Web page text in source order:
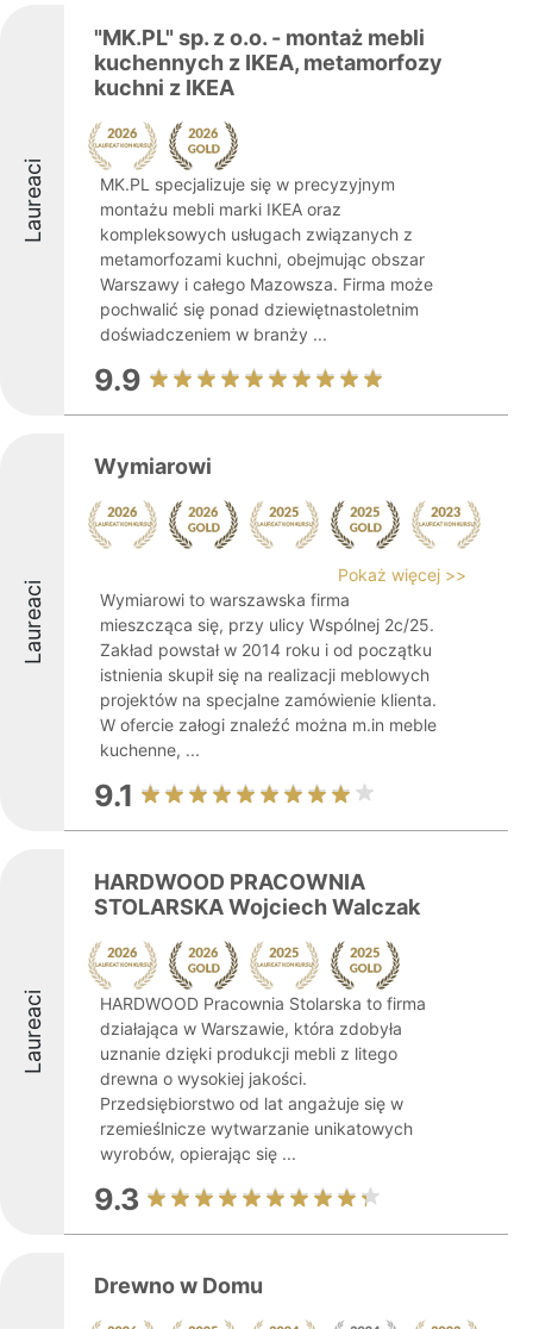
Laureaci
"MK.PL" sp. z o.o. - montaż mebli
kuchennych z IKEA, metamorfozy
kuchni z IKEA
MK.PL specjalizuje się w precyzyjnym
montażu mebli marki IKEA oraz
kompleksowych usługach związanych z
metamorfozami kuchni, obejmując obszar
Warszawy i całego Mazowsza. Firma może
pochwalić się ponad dziewiętnastoletnim
doświadczeniem w branży ...
9.9
Laureaci
Wymiarowi
Pokaż więcej >>
Wymiarowi to warszawska firma
mieszcząca się, przy ulicy Wspólnej 2c/25.
Zakład powstał w 2014 roku i od początku
istnienia skupił się na realizacji meblowych
projektów na specjalne zamówienie klienta.
W ofercie załogi znaleźć można m.in meble
kuchenne, ...
9.1
Laureaci
HARDWOOD PRACOWNIA
STOLARSKA Wojciech Walczak
HARDWOOD Pracownia Stolarska to firma
działająca w Warszawie, która zdobyła
uznanie dzięki produkcji mebli z litego
drewna o wysokiej jakości.
Przedsiębiorstwo od lat angażuje się w
rzemieślnicze wytwarzanie unikatowych
wyrobów, opierając się ...
9.3
Drewno w Domu